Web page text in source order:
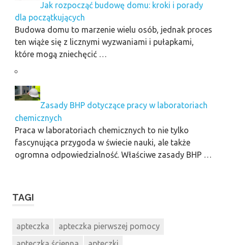
Jak rozpocząć budowę domu: kroki i porady
dla początkujących
Budowa domu to marzenie wielu osób, jednak proces
ten wiąże się z licznymi wyzwaniami i pułapkami,
które mogą zniechęcić …
Zasady BHP dotyczące pracy w laboratoriach
chemicznych
Praca w laboratoriach chemicznych to nie tylko
fascynująca przygoda w świecie nauki, ale także
ogromna odpowiedzialność. Właściwe zasady BHP …
TAGI
apteczka
apteczka pierwszej pomocy